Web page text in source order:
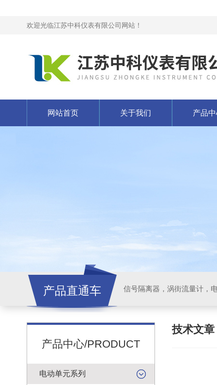
欢迎光临江苏中科仪表有限公司网站！
网站首页 关于我们 产品
产品直通车 信号隔离器，涡街流量计，
产品中心/PRODUCT
电动单元系列
技术文章